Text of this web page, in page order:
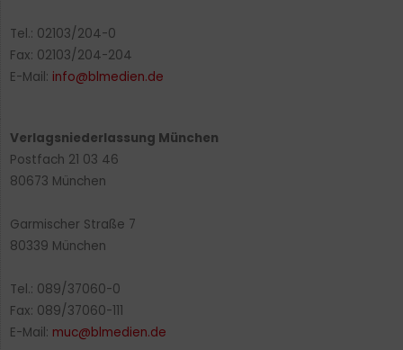
Tel.: 02103/204-0
Fax: 02103/204-204
E-Mail: info@blmedien.de
Verlagsniederlassung München
Postfach 21 03 46
80673 München
Garmischer Straße 7
80339 München
Tel.: 089/37060-0
Fax: 089/37060-111
E-Mail: muc@blmedien.de